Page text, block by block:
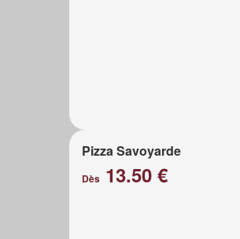
Pizza Savoyarde
Dès 13.50 €